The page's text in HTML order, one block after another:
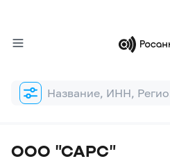
Форма
поиска
ООО "САРС"